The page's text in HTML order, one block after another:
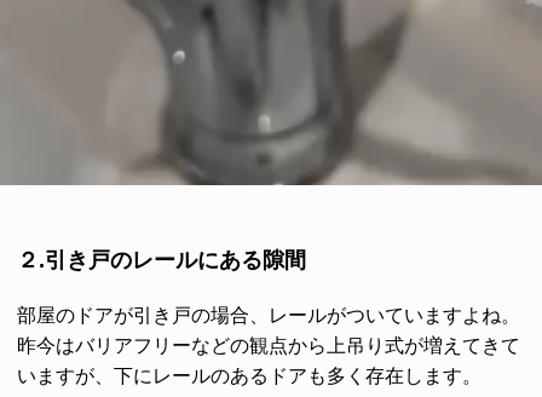
２.引き戸のレールにある隙間
部屋のドアが引き戸の場合、レールがついていますよね。
昨今はバリアフリーなどの観点から上吊り式が増えてきて
いますが、下にレールのあるドアも多く存在します。